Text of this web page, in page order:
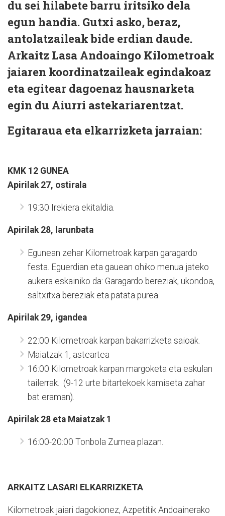
du sei hilabete barru iritsiko dela
egun handia. Gutxi asko, beraz,
antolatzaileak bide erdian daude.
Arkaitz Lasa Andoaingo Kilometroak
jaiaren koordinatzaileak egindakoaz
eta egitear dagoenaz hausnarketa
egin du Aiurri astekariarentzat.
Egitaraua eta elkarrizketa jarraian:
KMK 12 GUNEA
Apirilak 27, ostirala
19:30 Irekiera ekitaldia.
Apirilak 28, larunbata
Egunean zehar Kilometroak karpan garagardo
festa. Eguerdian eta gauean ohiko menua jateko
aukera eskainiko da: Garagardo bereziak, ukondoa,
saltxitxa bereziak eta patata purea.
Apirilak 29, igandea
22:00 Kilometroak karpan bakarrizketa saioak.
Maiatzak 1, asteartea
16:00 Kilometroak karpan margoketa eta eskulan
tailerrak. (9-12 urte bitartekoek kamiseta zahar
bat eraman).
Apirilak 28 eta Maiatzak 1
16:00-20:00 Tonbola Zumea plazan.
ARKAITZ LASARI ELKARRIZKETA
Kilometroak jaiari dagokionez, Azpetitik Andoainerako